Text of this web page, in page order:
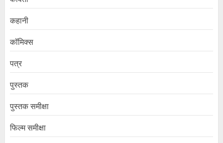
कहानी
कॉमिक्स
पत्र
पुस्तक
पुस्तक समीक्षा
फिल्म समीक्षा